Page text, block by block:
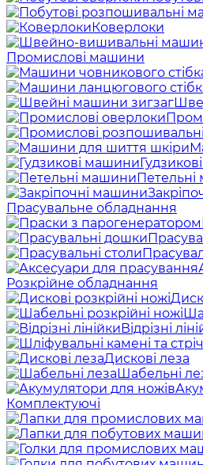
Коверлоки
Промислові машини
Прасувальне обладнання
Розкрійне обладнання
Відрізні
Дискові леза
Шабельні
Комплектуючі